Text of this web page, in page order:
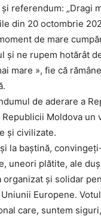
referendum: „Dragi
din 20 octombrie
de mare
și ne rupem hotărât
mare », fie că
de aderare a
Moldova
și civilizate.
la baștină,
uneori plătite, ale
organizat și solidar
Europene.
care, suntem